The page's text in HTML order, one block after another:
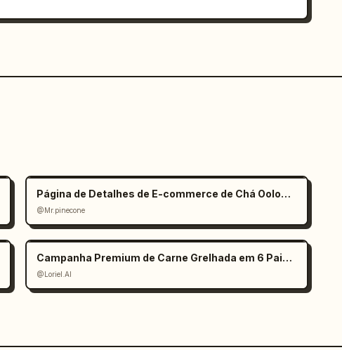
Página de Detalhes de E-commerce de Chá Oolong Estilo Zen
@Mr.pinecone
Campanha Premium de Carne Grelhada em 6 Painéis
@Loriel.AI